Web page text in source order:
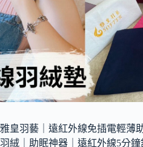
雅皇羽藝｜遠紅外線免插電輕薄
羽絨｜助眠神器｜遠紅外線5分